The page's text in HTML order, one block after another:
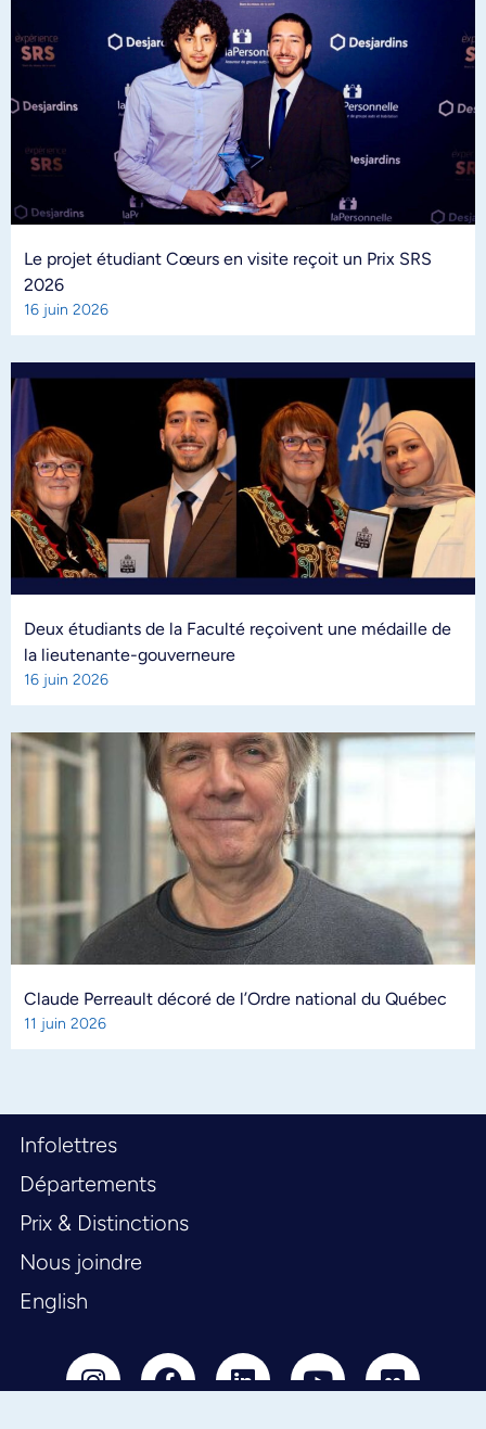
Le projet étudiant Cœurs en visite reçoit un Prix SRS
2026
16 juin 2026
Deux étudiants de la Faculté reçoivent une médaille de
la lieutenante-gouverneure
16 juin 2026
Claude Perreault décoré de l’Ordre national du Québec
11 juin 2026
Infolettres
Départements
Prix & Distinctions
Nous joindre
English